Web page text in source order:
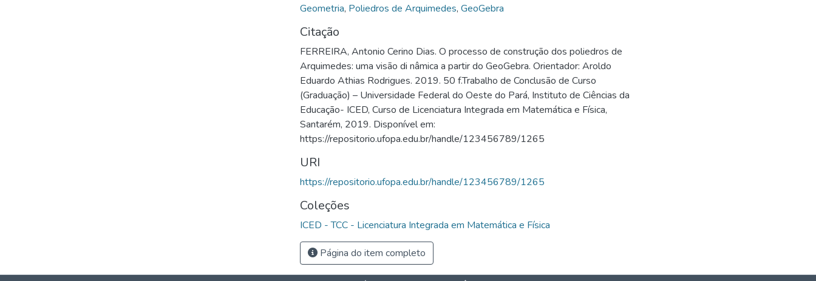
Geometria, Poliedros de Arquimedes, GeoGebra
Citação
FERREIRA, Antonio Cerino Dias. O processo de construção dos poliedros de
Arquimedes: uma visão di nâmica a partir do GeoGebra. Orientador: Aroldo
Eduardo Athias Rodrigues. 2019. 50 f.Trabalho de Conclusão de Curso
(Graduação) – Universidade Federal do Oeste do Pará, Instituto de Ciências da
Educação- ICED, Curso de Licenciatura Integrada em Matemática e Física,
Santarém, 2019. Disponível em:
https://repositorio.ufopa.edu.br/handle/123456789/1265
URI
https://repositorio.ufopa.edu.br/handle/123456789/1265
Coleções
ICED - TCC - Licenciatura Integrada em Matemática e Física
Página do item completo